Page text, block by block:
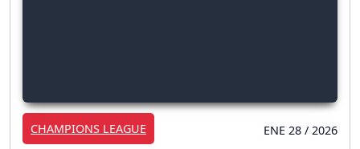
CHAMPIONS LEAGUE ENE 28 / 2026